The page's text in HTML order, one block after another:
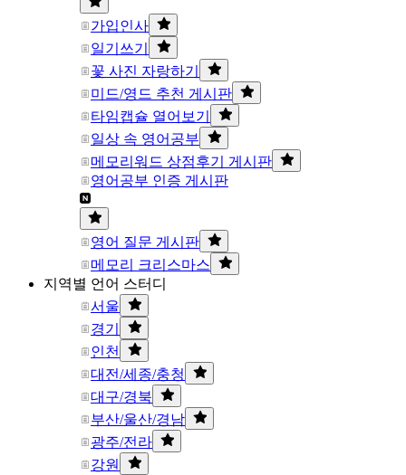
가입인사
일기쓰기
꽃 사진 자랑하기
미드/영드 추천 게시판
타임캡슐 열어보기
일상 속 영어공부
메모리워드 상점후기 게시판
영어공부 인증 게시판
영어 질문 게시판
메모리 크리스마스
지역별 언어 스터디
서울
경기
인천
대전/세종/충청
대구/경북
부산/울산/경남
광주/전라
강원